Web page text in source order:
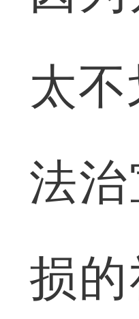
太
法
损